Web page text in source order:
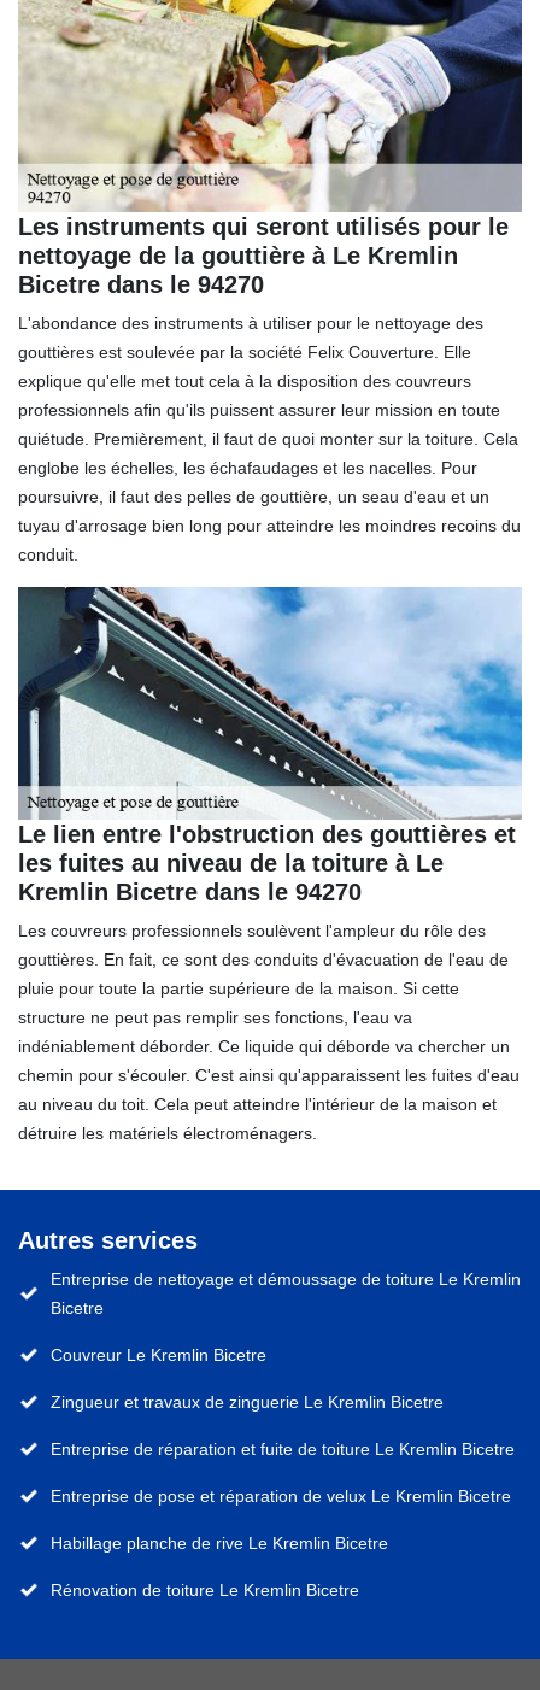
Les instruments qui seront utilisés pour le
nettoyage de la gouttière à Le Kremlin
Bicetre dans le 94270
L'abondance des instruments à utiliser pour le nettoyage des
gouttières est soulevée par la société Felix Couverture. Elle
explique qu'elle met tout cela à la disposition des couvreurs
professionnels afin qu'ils puissent assurer leur mission en toute
quiétude. Premièrement, il faut de quoi monter sur la toiture. Cela
englobe les échelles, les échafaudages et les nacelles. Pour
poursuivre, il faut des pelles de gouttière, un seau d'eau et un
tuyau d'arrosage bien long pour atteindre les moindres recoins du
conduit.
Le lien entre l'obstruction des gouttières et
les fuites au niveau de la toiture à Le
Kremlin Bicetre dans le 94270
Les couvreurs professionnels soulèvent l'ampleur du rôle des
gouttières. En fait, ce sont des conduits d'évacuation de l'eau de
pluie pour toute la partie supérieure de la maison. Si cette
structure ne peut pas remplir ses fonctions, l'eau va
indéniablement déborder. Ce liquide qui déborde va chercher un
chemin pour s'écouler. C'est ainsi qu'apparaissent les fuites d'eau
au niveau du toit. Cela peut atteindre l'intérieur de la maison et
détruire les matériels électroménagers.
Autres services
Entreprise de nettoyage et démoussage de toiture Le Kremlin
Bicetre
Couvreur Le Kremlin Bicetre
Zingueur et travaux de zinguerie Le Kremlin Bicetre
Entreprise de réparation et fuite de toiture Le Kremlin Bicetre
Entreprise de pose et réparation de velux Le Kremlin Bicetre
Habillage planche de rive Le Kremlin Bicetre
Rénovation de toiture Le Kremlin Bicetre